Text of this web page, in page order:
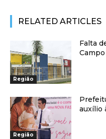
RELATED ARTICLES
Região
Falta
Região
auxílio